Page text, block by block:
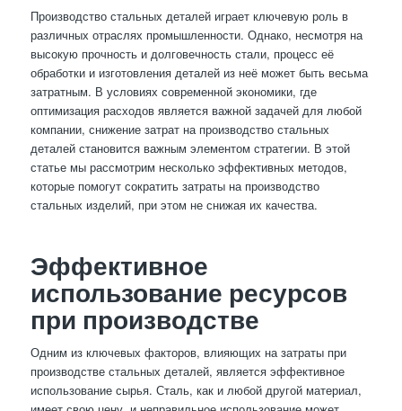
Производство стальных деталей играет ключевую роль в
различных отраслях промышленности. Однако, несмотря на
высокую прочность и долговечность стали, процесс её
обработки и изготовления деталей из неё может быть весьма
затратным. В условиях современной экономики, где
оптимизация расходов является важной задачей для любой
компании, снижение затрат на производство стальных
деталей становится важным элементом стратегии. В этой
статье мы рассмотрим несколько эффективных методов,
которые помогут сократить затраты на производство
стальных изделий, при этом не снижая их качества.
Эффективное
использование ресурсов
при производстве
Одним из ключевых факторов, влияющих на затраты при
производстве стальных деталей, является эффективное
использование сырья. Сталь, как и любой другой материал,